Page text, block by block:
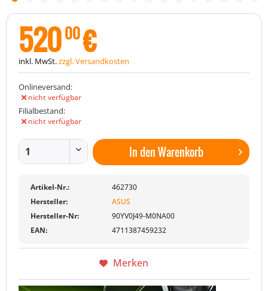
52000€
inkl. MwSt.zzgl. Versandkosten
Onlineversand:
nicht verfügbar
Filialbestand:
nicht verfügbar
In denWarenkorb
Artikel-Nr.:
462730
Hersteller:
ASUS
Hersteller-Nr:
90YV0J49-M0NA00
EAN:
4711387459232
Merken